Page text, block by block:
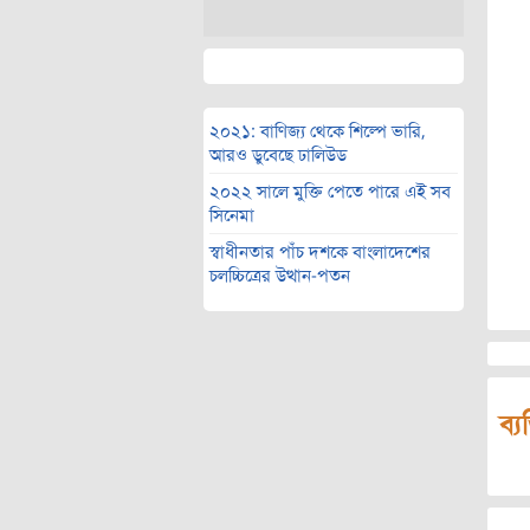
২০২১: বাণিজ্য থেকে শিল্পে ভারি,
আরও ডুবেছে ঢালিউড
২০২২ সালে মুক্তি পেতে পারে এই সব
সিনেমা
স্বাধীনতার পাঁচ দশকে বাংলাদেশের
চলচ্চিত্রের উত্থান-পতন